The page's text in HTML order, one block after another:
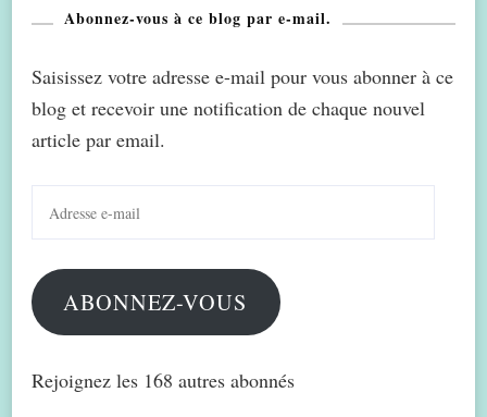
Abonnez-vous à ce blog par e-mail.
Saisissez votre adresse e-mail pour vous abonner à ce
blog et recevoir une notification de chaque nouvel
article par email.
mail
ABONNEZ-VOUS
Rejoignez les 168 autres abonnés